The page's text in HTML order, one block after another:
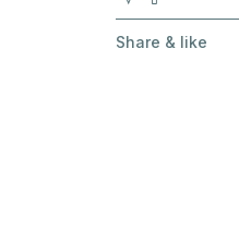
Share & like